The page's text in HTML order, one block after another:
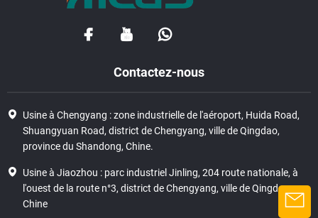
Contactez-nous
Usine à Chengyang : zone industrielle de l'aéroport, Huida Road,
Shuangyuan Road, district de Chengyang, ville de Qingdao,
province du Shandong, Chine.
Usine à Jiaozhou : parc industriel Jinling, 204 route nationale, à
l'ouest de la route n°3, district de Chengyang, ville de Qingdao,
Chine